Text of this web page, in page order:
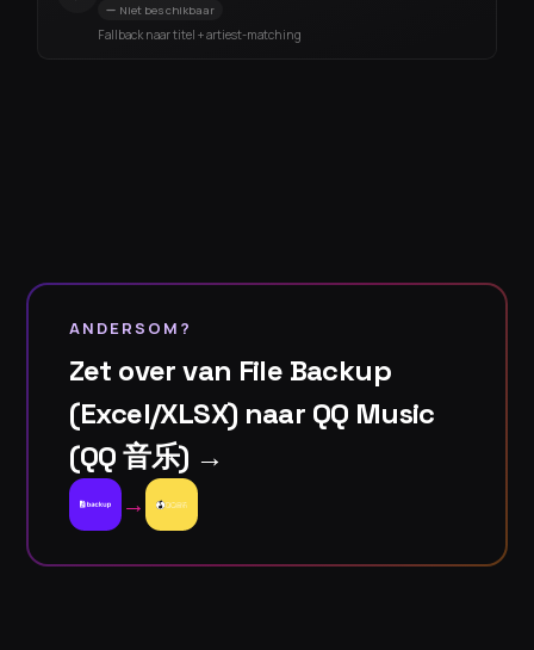
Niet beschikbaar
Fallback naar titel + artiest-matching
ANDERSOM?
Zet over van File Backup
(Excel/XLSX) naar QQ Music
(QQ 音乐) →
→